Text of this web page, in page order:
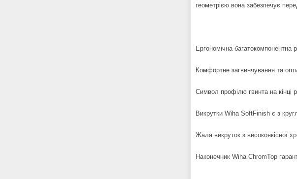
геометрією вона забезпечує
Ергономічна багатокомпонентна
Комфортне загвинчування та
Символ профілю гвинта на кінці
Викрутки Wiha SoftFinish є з
Жала викруток з високоякісної
Наконечник Wiha ChromTop